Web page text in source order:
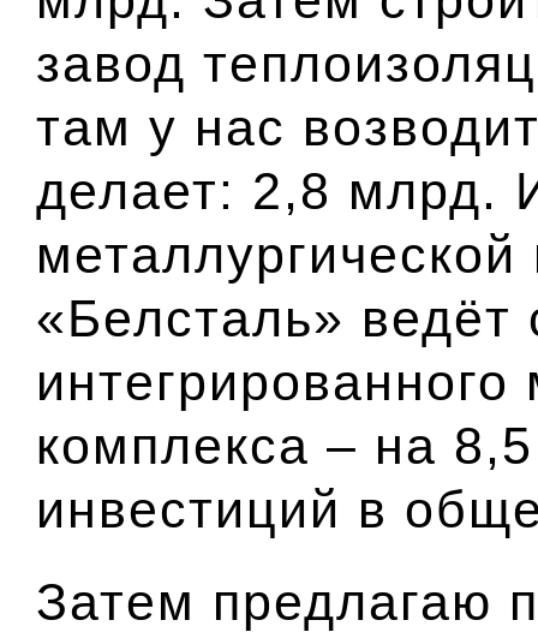
завод
там у нас
делает: 2,8 млрд.
«Белсталь» ведёт
интегрированного
комплекса – на
инвестиций в
Затем предлагаю